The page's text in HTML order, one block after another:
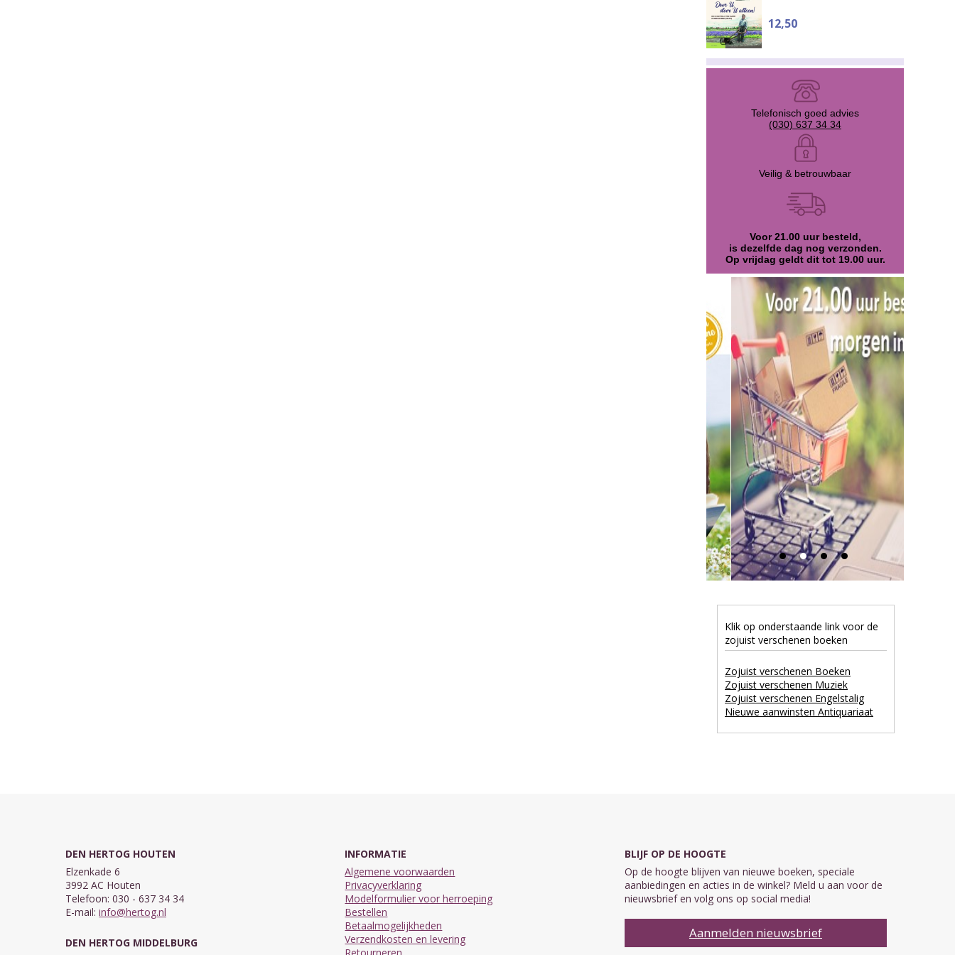
12,50
Telefonisch goed advies
(030) 637 34 34
Veilig & betrouwbaar
Voor 21.00 uur besteld,
is dezelfde dag nog verzonden.
Op vrijdag geldt dit tot 19.00 uur.
Klik op onderstaande link voor de
zojuist verschenen boeken
Zojuist verschenen Boeken
Zojuist verschenen Muziek
Zojuist verschenen Engelstalig
Nieuwe aanwinsten Antiquariaat
DEN HERTOG HOUTEN
Elzenkade 6
3992 AC Houten
Telefoon: 030 - 637 34 34
E-mail: info@hertog.nl
DEN HERTOG MIDDELBURG
INFORMATIE
Algemene voorwaarden
Privacyverklaring
Modelformulier voor herroeping
Bestellen
Betaalmogelijkheden
Verzendkosten en levering
BLIJF OP DE HOOGTE
Op de hoogte blijven van nieuwe boeken, speciale
aanbiedingen en acties in de winkel? Meld u aan voor de
nieuwsbrief en volg ons op social media!
Aanmelden nieuwsbrief